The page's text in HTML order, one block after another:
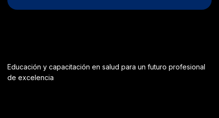
Educación y capacitación en salud para un futuro profesional
de excelencia